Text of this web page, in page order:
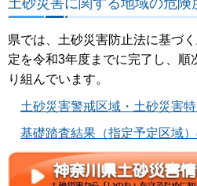
県では、土砂災害防止法に基づ
定を令和3年度までに完了し、順
り組んでいます。
土砂災害警戒区域・土砂災害
基礎踏査結果（指定予定区域